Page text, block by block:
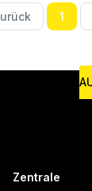
1
Zentrale